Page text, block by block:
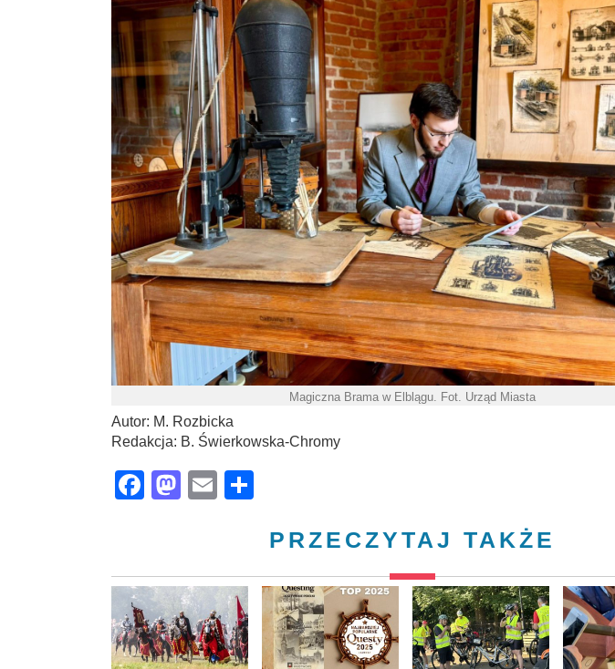
Magiczna Brama w Elblągu. Fot. Urząd Miasta
Autor: M. Rozbicka
Redakcja: B. Świerkowska-Chromy
Facebook
Mastodon
Email
PRZECZYTAJ TAKŻE